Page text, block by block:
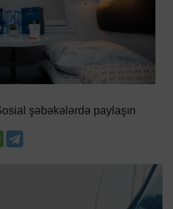
şəbəkələrdə paylaşın